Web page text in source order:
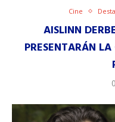
Cine
AISLINN
PRESENTARÁN